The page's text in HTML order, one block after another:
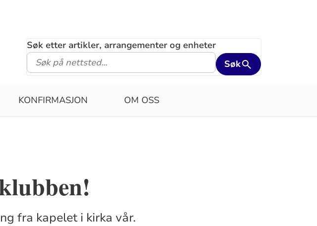
Søk etter artikler, arrangementer og enheter
Søk
KONFIRMASJON OM OSS
fra kapelet i kirka vår.